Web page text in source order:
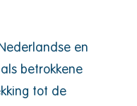
en
betrokkene
tot de